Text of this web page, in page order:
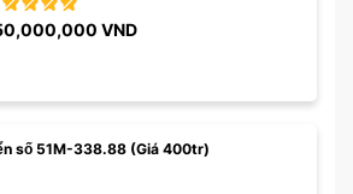
VND
số 51M-338.88 (Giá 400tr)